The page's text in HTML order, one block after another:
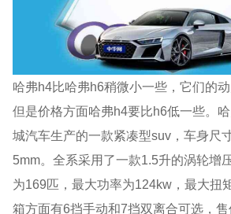
哈弗h4比哈弗h6稍微小一些，它们的
但是价格方面哈弗h4要比h6低一些。
城汽车生产的一款紧凑型suv，车身尺
5mm。全系采用了一款1.5升的涡轮增
为169匹，最大功率为124kw，最大扭
箱方面有6挡手动和7挡双离合可选，